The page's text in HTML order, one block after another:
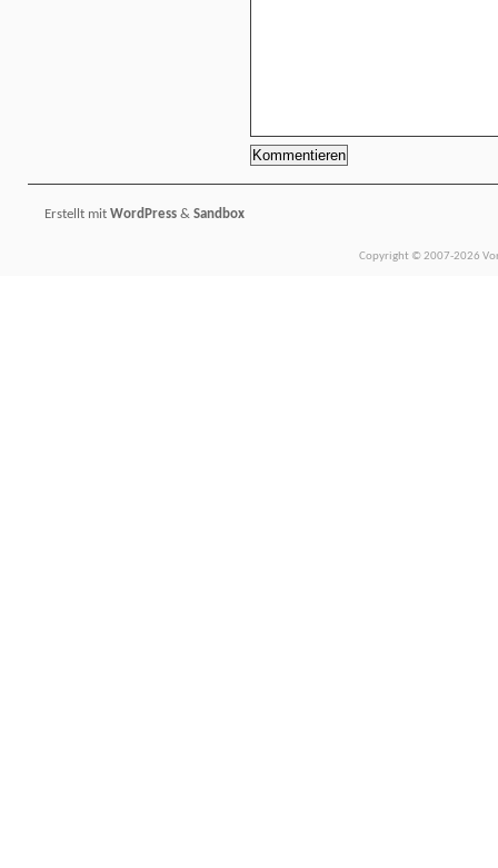
Erstellt mit WordPress & Sandbox
Copyright © 2007-2026